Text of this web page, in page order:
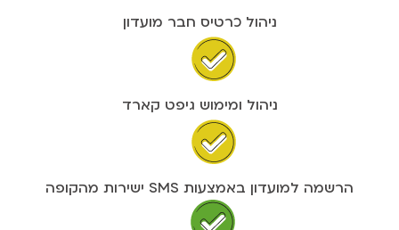
ניהול כרטיס חבר מועדון
ניהול ומימוש גיפט קארד
הרשמה למועדון באמצעות SMS ישירות מהקופה